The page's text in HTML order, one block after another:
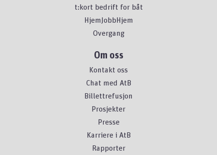
t:kort bedrift for båt
HjemJobbHjem
Overgang
Om oss
Kontakt oss
Chat med AtB
Billettrefusjon
Prosjekter
Presse
Karriere i AtB
Rapporter